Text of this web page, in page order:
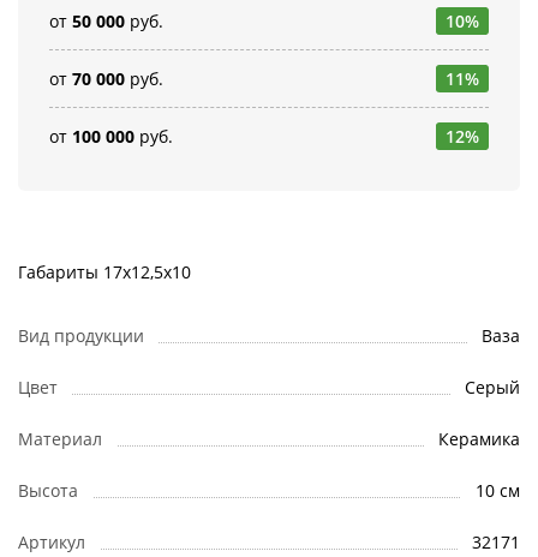
от 50 000 руб. 10%
от 70 000 руб. 11%
от 100 000 руб. 12%
Габариты 17x12,5x10
Вид продукции Ваза
Цвет Серый
Материал Керамика
Высота 10 см
Артикул 32171